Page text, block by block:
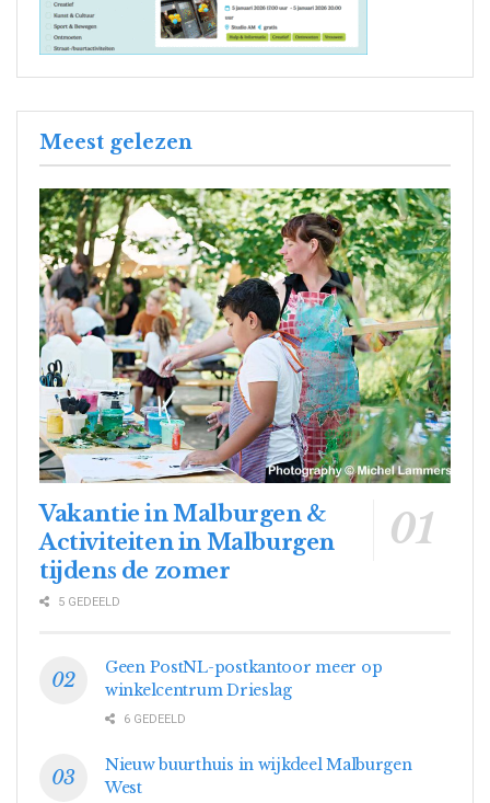
Meest gelezen
Vakantie in Malburgen &
Activiteiten in Malburgen
tijdens de zomer
5 GEDEELD
Geen PostNL-postkantoor meer op
winkelcentrum Drieslag
6 GEDEELD
Nieuw buurthuis in wijkdeel Malburgen
West